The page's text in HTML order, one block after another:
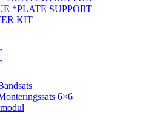
*PLATE SUPPORT
KIT
6×6